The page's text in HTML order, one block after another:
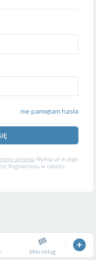
nie pamiętam hasła
serwisu Wykop.pl w jego
Regulaminu w całości,
Mikroblog